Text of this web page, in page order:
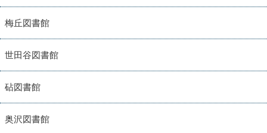
梅丘図書館
世田谷図書館
砧図書館
奥沢図書館